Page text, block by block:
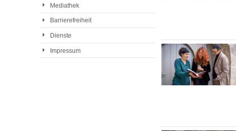
Mediathek
Barrierefreiheit
Dienste
Impressum